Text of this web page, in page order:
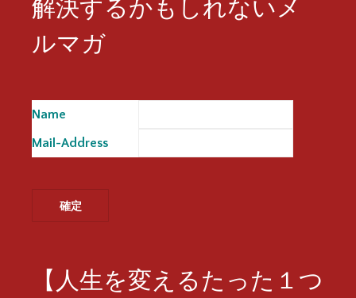
解決するかもしれないメ
ルマガ
Name
Mail-Address
【人生を変えるたった１つ